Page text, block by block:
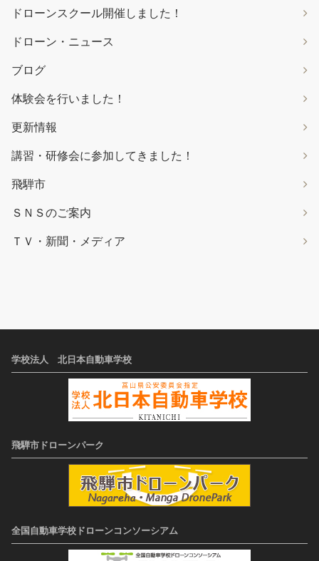
ドローンスクール開催しました！
ドローン・ニュース
ブログ
体験会を行いました！
更新情報
講習・研修会に参加してきました！
飛騨市
ＳＮＳのご案内
ＴＶ・新聞・メディア
学校法人 北日本自動車学校
飛騨市ドローンパーク
全国自動車学校ドローンコンソーシアム